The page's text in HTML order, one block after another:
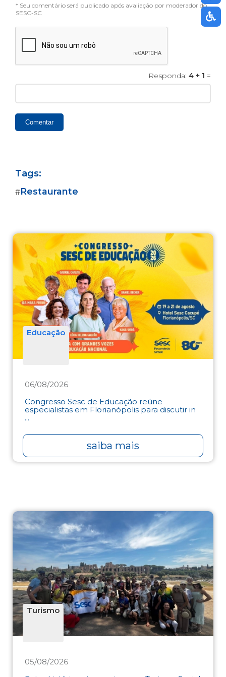
* Seu comentário será publicado após avaliação por moderador do
SESC-SC
Responda: 4 + 1 =
Comentar
Tags:
#Restaurante
Educação
06/08/2026
Congresso Sesc de Educação reúne
especialistas em Florianópolis para discutir in
...
saiba mais
Turismo
05/08/2026